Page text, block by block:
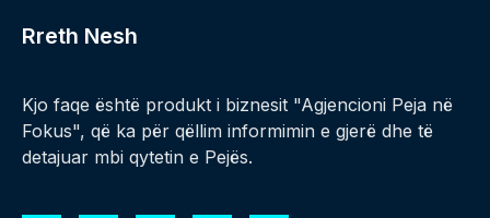
Rreth Nesh
Kjo faqe është produkt i biznesit "Agjencioni Peja në
Fokus", që ka për qëllim informimin e gjerë dhe të
detajuar mbi qytetin e Pejës.